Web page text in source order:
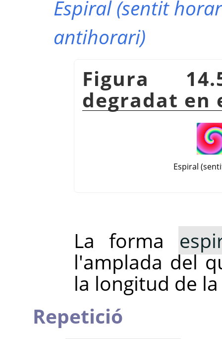
Espiral (sentit
antihorari)
Figura
degradat en
Espiral
La forma
l'amplada del
la longitud de
Repetició